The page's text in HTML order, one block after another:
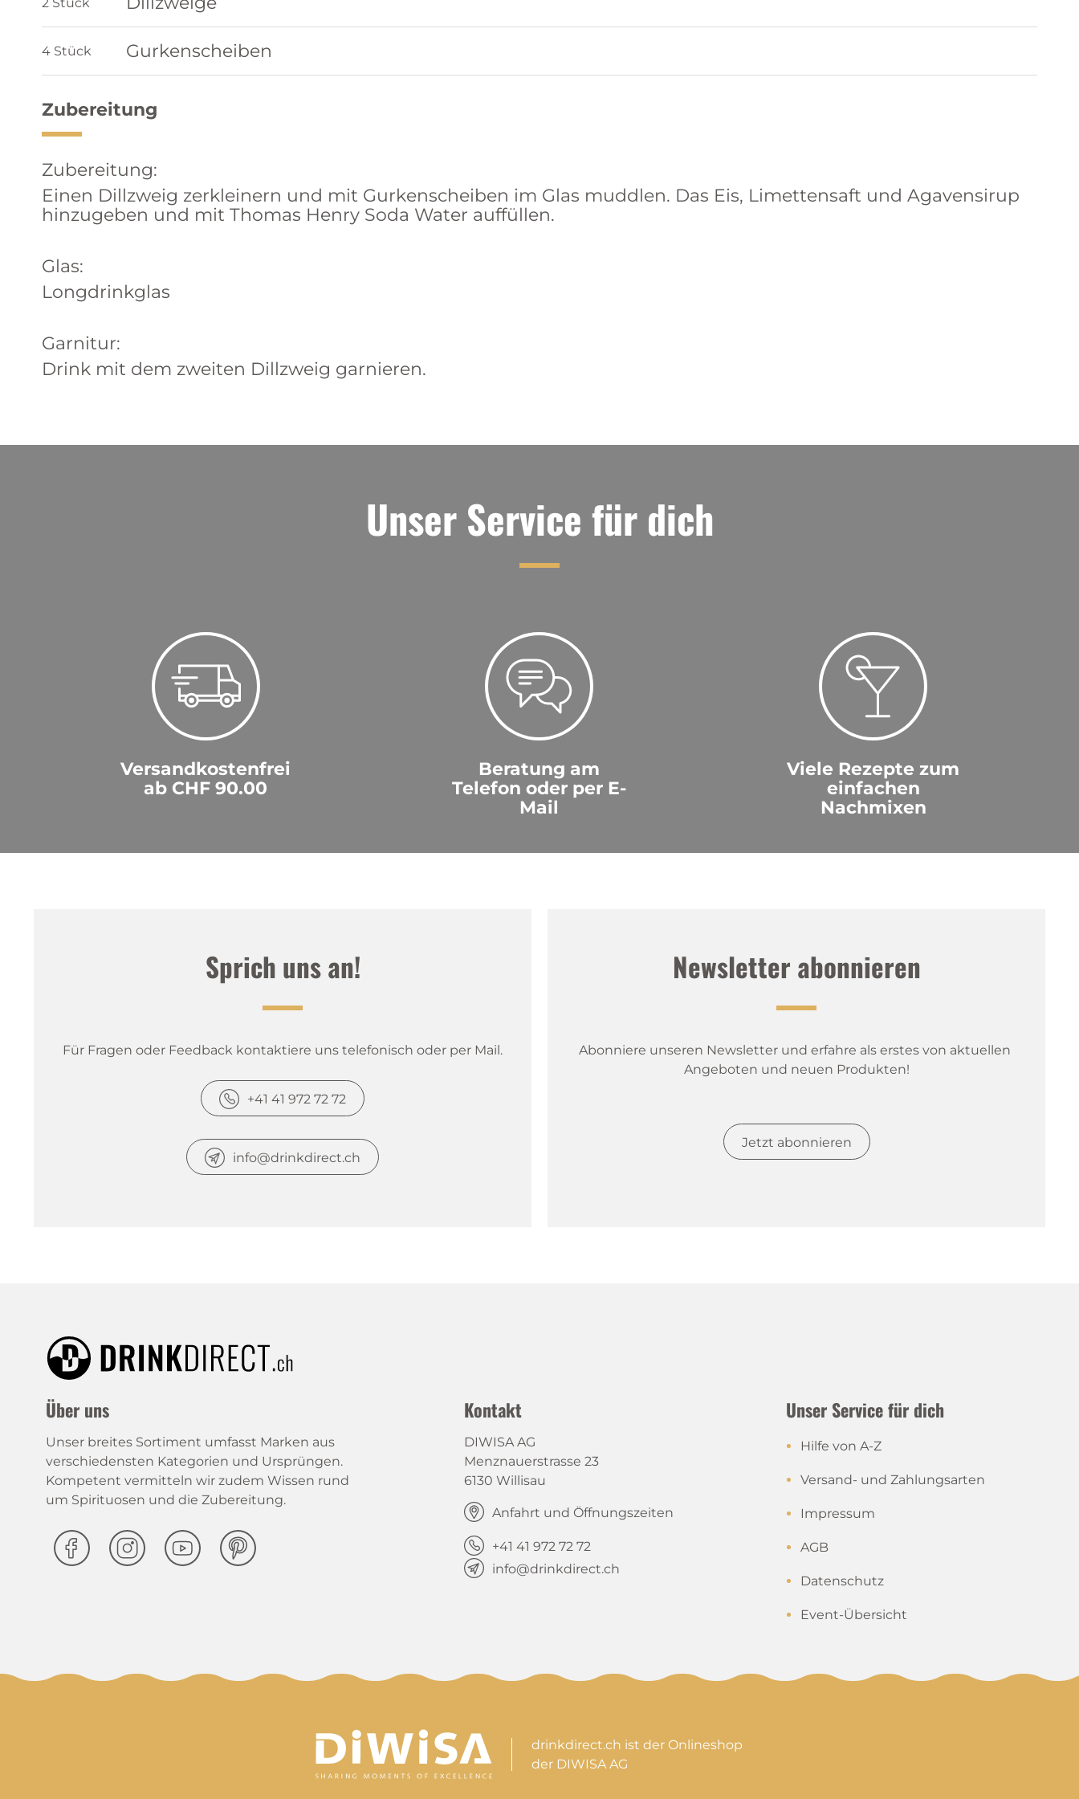
4 Stück Gurkenscheiben
Zubereitung
Zubereitung:
Einen Dillzweig zerkleinern und mit Gurkenscheiben im Glas muddlen. Das Eis, Limettensaft und Agavensirup
hinzugeben und mit Thomas Henry Soda Water auffüllen.
Glas:
Longdrinkglas
Garnitur:
Drink mit dem zweiten Dillzweig garnieren.
Unser Service für dich
Versandkostenfrei
ab CHF 90.00
Beratung am
Telefon oder per E-
Mail
Viele Rezepte zum
einfachen
Nachmixen
Sprich uns an!
Für Fragen oder Feedback kontaktiere uns telefonisch oder per Mail.
+41 41 972 72 72
info@drinkdirect.ch
Newsletter abonnieren
Abonniere unseren Newsletter und erfahre als erstes von aktuellen
Angeboten und neuen Produkten!
Jetzt abonnieren
Über uns
Unser breites Sortiment umfasst Marken aus
verschiedensten Kategorien und Ursprüngen.
Kompetent vermitteln wir zudem Wissen rund
um Spirituosen und die Zubereitung.
Kontakt
DIWISA AG
Menznauerstrasse 23
6130 Willisau
Anfahrt und Öffnungszeiten
+41 41 972 72 72
info@drinkdirect.ch
Unser Service für dich
Hilfe von A-Z
Versand- und Zahlungsarten
Impressum
AGB
Datenschutz
Event-Übersicht
drinkdirect.ch ist der Onlineshop
der DIWISA AG